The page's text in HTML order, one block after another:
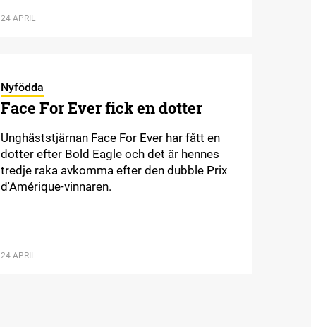
24 APRIL
Nyfödda
Face For Ever fick en dotter
Unghäststjärnan Face For Ever har fått en
dotter efter Bold Eagle och det är hennes
tredje raka avkomma efter den dubble Prix
d'Amérique-vinnaren.
24 APRIL